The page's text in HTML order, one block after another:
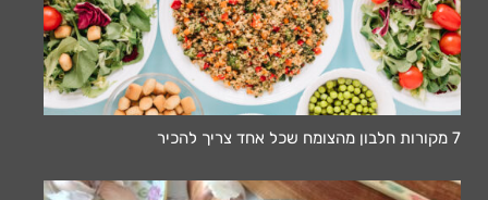
7 מקורות חלבון מהצומח שכל אחד צריך להכיר